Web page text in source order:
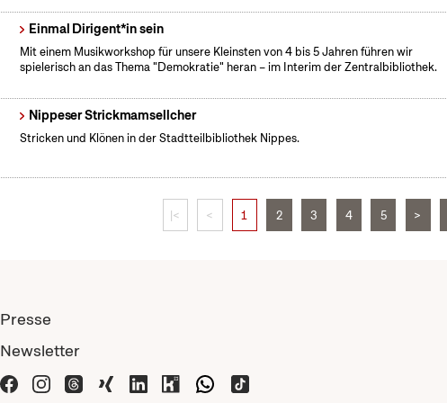
Einmal Dirigent*in sein
Mit einem Musikworkshop für unsere Kleinsten von 4 bis 5 Jahren führen wir
spielerisch an das Thema "Demokratie" heran – im Interim der Zentralbibliothek.
Nippeser Strickmamsellcher
Stricken und Klönen in der Stadtteilbibliothek Nippes.
|< < 1 2 3 4 5 >
Presse
Newsletter